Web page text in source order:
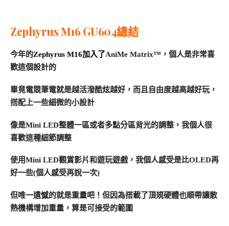
Zephyrus M16 GU604總結
今年的Zephyrus M16加入了AniMe Matrix™，個人是非常喜
歡這個設計的
畢竟電競筆電就是越活潑酷炫越好，而且自由度越高越好玩，
搭配上一些細微的小設計
像是Mini LED整體一區或者多點分區背光的調整，我個人很
喜歡這種細節調整
使用Mini LED觀賞影片和遊玩遊戲，我個人感受是比OLED再
好一些(個人感受再說一次)
但唯一遺憾的就是重量吧！但因為搭載了頂規硬體也順帶讓散
熱機構增加重量，算是可接受的範圍